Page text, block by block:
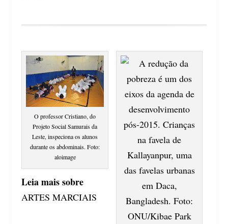
O professor Cristiano, do
Projeto Social Samurais da
Leste, inspeciona os alunos
durante os abdominais. Foto:
aloimage
Leia mais sobre
ARTES MARCIAIS